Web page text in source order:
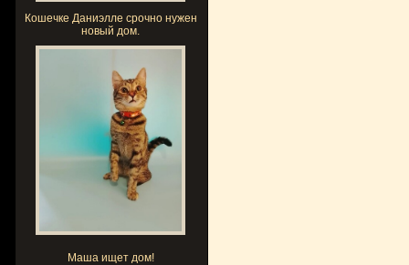
Кошечке Даниэлле срочно нужен
новый дом.
Маша ищет дом!